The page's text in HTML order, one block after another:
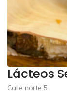
Lácteos
Calle norte 5